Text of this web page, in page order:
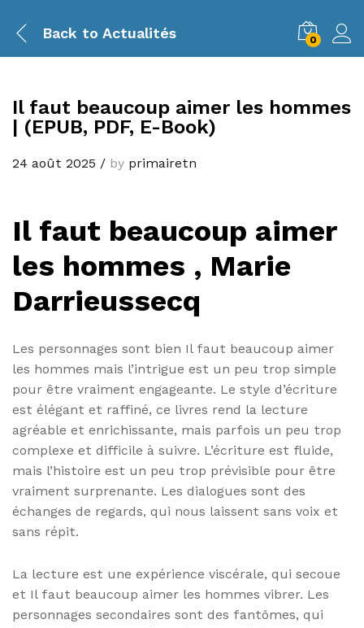
Back to Actualités 0
Il faut beaucoup aimer les hommes
| (EPUB, PDF, E-Book)
24 août 2025 / by primairetn
Il faut beaucoup aimer
les hommes , Marie
Darrieussecq
Les personnages sont bien Il faut beaucoup aimer
les hommes mais l’intrigue est un peu trop simple
pour être vraiment engageante. Le style d’écriture
est élégant et raffiné, ce livres rend la lecture
agréable et enrichissante, mais parfois un peu trop
complexe et difficile à suivre. L’écriture est fluide,
mais l’histoire est un peu trop prévisible pour être
vraiment surprenante. Les dialogues sont des
échanges de regards, qui nous laissent sans voix et
sans répit.
La lecture est une expérience viscérale, qui secoue
et Il faut beaucoup aimer les hommes vibrer. Les
personnages secondaires sont des fantômes, qui